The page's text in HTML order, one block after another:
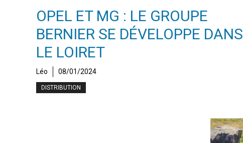
OPEL ET MG : LE GROUPE
BERNIER SE DÉVELOPPE DANS
LE LOIRET
Léo 08/01/2024
DISTRIBUTION